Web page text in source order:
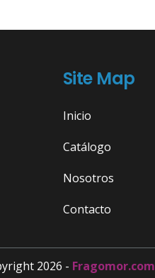
Site Map
Inicio
Catálogo
Nosotros
Contacto
2026 - Fragomor.com